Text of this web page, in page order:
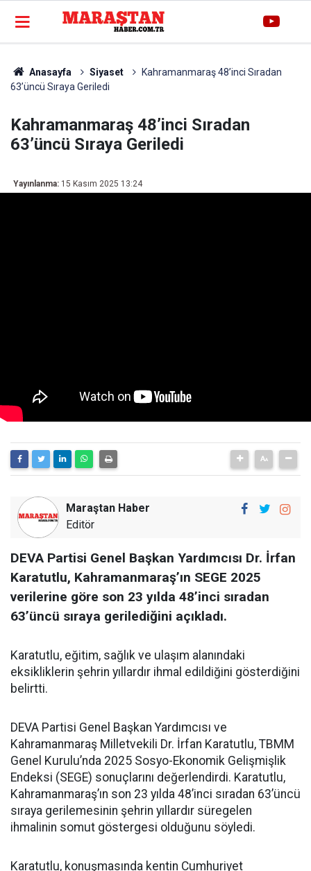
Anasayfa Siyaset
Kahramanmaraş 48’inci Sıradan
63’üncü Sıraya Geriledi
Kahramanmaraş 48’inci Sıradan
63’üncü Sıraya Geriledi
Yayınlanma: 15 Kasım 2025 13:24
Maraştan Haber
Editör
DEVA Partisi Genel Başkan Yardımcısı Dr. İrfan
Karatutlu, Kahramanmaraş’ın SEGE 2025
verilerine göre son 23 yılda 48’inci sıradan
63’üncü sıraya gerilediğini açıkladı.
Karatutlu, eğitim, sağlık ve ulaşım alanındaki
eksikliklerin şehrin yıllardır ihmal edildiğini gösterdiğini
belirtti.
DEVA Partisi Genel Başkan Yardımcısı ve
Kahramanmaraş Milletvekili Dr. İrfan Karatutlu, TBMM
Genel Kurulu’nda 2025 Sosyo-Ekonomik Gelişmişlik
Endeksi (SEGE) sonuçlarını değerlendirdi. Karatutlu,
Kahramanmaraş’ın son 23 yılda 48’inci sıradan 63’üncü
sıraya gerilemesinin şehrin yıllardır süregelen
ihmalinin somut göstergesi olduğunu söyledi.
Karatutlu, konuşmasında kentin Cumhuriyet